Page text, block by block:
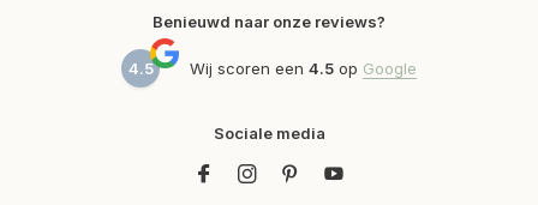
Benieuwd naar onze reviews?
4.5 Wij scoren een 4.5 op Google
Sociale media